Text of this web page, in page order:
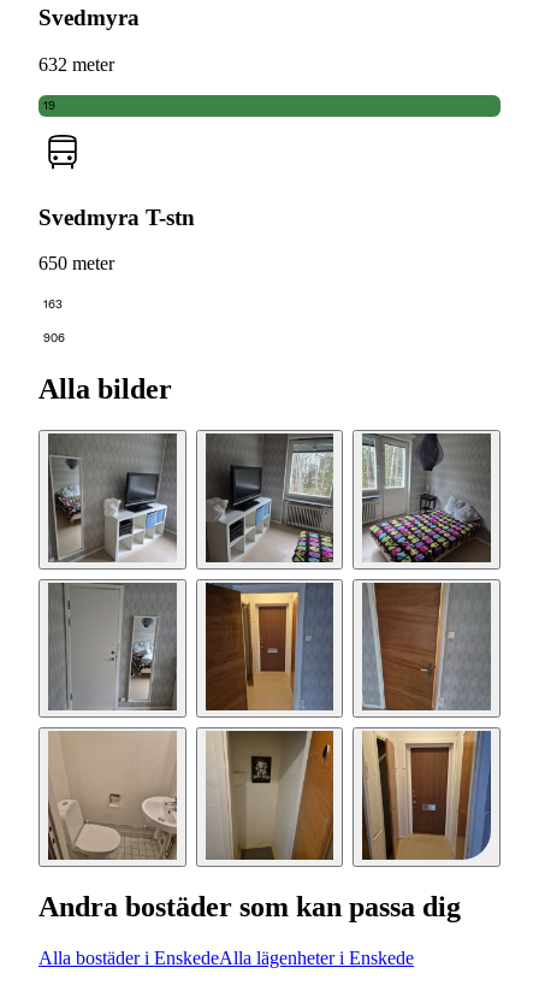
Svedmyra
632 meter
19
Svedmyra T-stn
650 meter
163
906
Alla bilder
Andra bostäder som kan passa dig
Alla bostäder i EnskedeAlla lägenheter i Enskede